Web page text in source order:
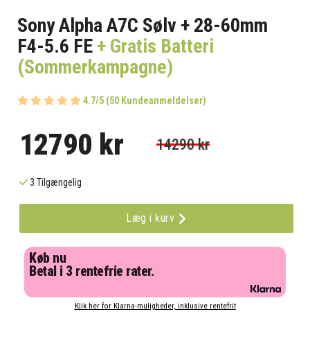
Sony Alpha A7C Sølv + 28-60mm
F4-5.6 FE+ Gratis Batteri
(Sommerkampagne)
4.7/5 (50 Kundeanmeldelser)
12790 kr 14290 kr
3 Tilgængelig
Læg i kurv
Køb nu
Betal i 3 rentefrie rater.
Klik her for Klarna-muligheder, inklusive rentefrit